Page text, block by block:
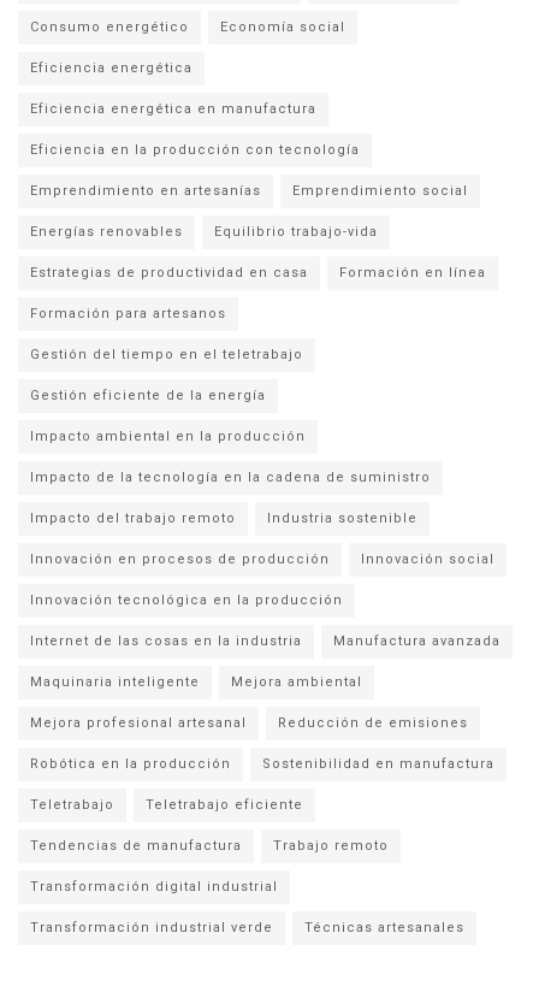
Consumo energético Economía social
Eficiencia energética
Eficiencia energética en manufactura
Eficiencia en la producción con tecnología
Emprendimiento en artesanías Emprendimiento social
Energías renovables Equilibrio trabajo-vida
Estrategias de productividad en casa Formación en línea
Formación para artesanos
Gestión del tiempo en el teletrabajo
Gestión eficiente de la energía
Impacto ambiental en la producción
Impacto de la tecnología en la cadena de suministro
Impacto del trabajo remoto Industria sostenible
Innovación en procesos de producción Innovación social
Innovación tecnológica en la producción
Internet de las cosas en la industria Manufactura avanzada
Maquinaria inteligente Mejora ambiental
Mejora profesional artesanal Reducción de emisiones
Robótica en la producción Sostenibilidad en manufactura
Teletrabajo Teletrabajo eficiente
Tendencias de manufactura Trabajo remoto
Transformación digital industrial
Transformación industrial verde Técnicas artesanales